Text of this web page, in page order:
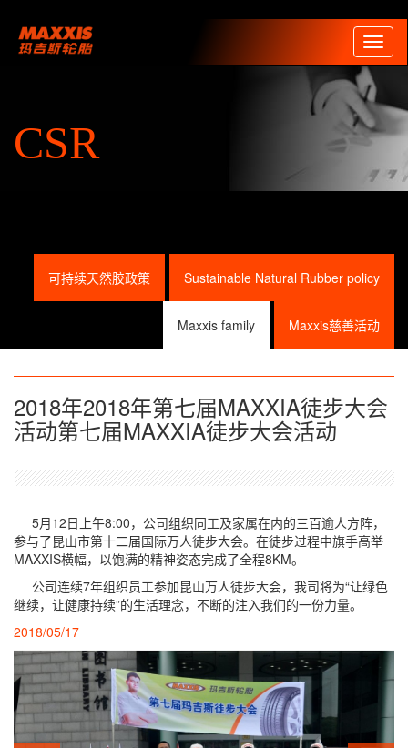
CSR
Sustainable Natural Rubber policy
可持续天然胶政策
Maxxis慈善活动
Maxxis family
2018年2018年第七届MAXXIA徒步大会
活动第七届MAXXIA徒步大会活动
5月12日上午8:00，公司组织同工及家属在内的三百逾人方阵，
参与了昆山市第十二届国际万人徒步大会。在徒步过程中旗手高举
MAXXIS横幅，以饱满的精神姿态完成了全程8KM。
公司连续7年组织员工参加昆山万人徒步大会，我司将为“让绿色
继续，让健康持续”的生活理念，不断的注入我们的一份力量。
2018/05/17